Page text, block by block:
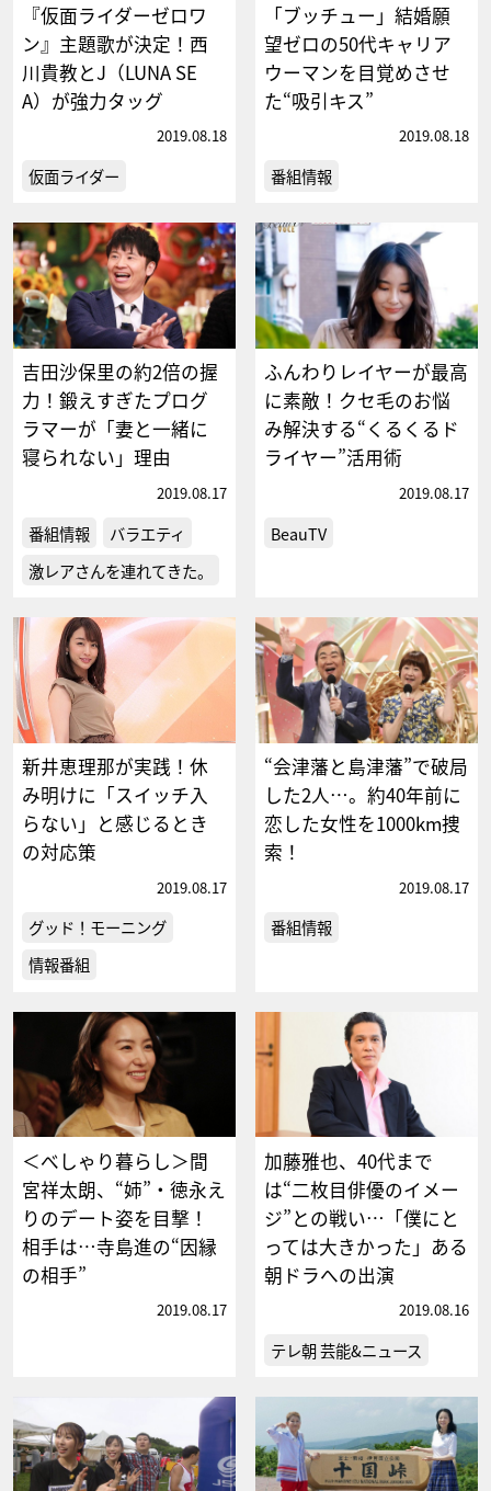
『仮面ライダーゼロワ
ン』主題歌が決定！西
川貴教とJ（LUNA SE
A）が強力タッグ
2019.08.18
仮面ライダー
「ブッチュー」結婚願
望ゼロの50代キャリア
ウーマンを目覚めさせ
た“吸引キス”
2019.08.18
番組情報
吉田沙保里の約2倍の握
力！鍛えすぎたプログ
ラマーが「妻と一緒に
寝られない」理由
2019.08.17
番組情報
バラエティ
激レアさんを連れてきた。
ふんわりレイヤーが最高
に素敵！クセ毛のお悩
み解決する“くるくるド
ライヤー”活用術
2019.08.17
BeauTV
新井恵理那が実践！休
み明けに「スイッチ入
らない」と感じるとき
の対応策
2019.08.17
グッド！モーニング
情報番組
“会津藩と島津藩”で破局
した2人…。約40年前に
恋した女性を1000km捜
索！
2019.08.17
番組情報
＜べしゃり暮らし＞間
宮祥太朗、“姉”・徳永え
りのデート姿を目撃！
相手は…寺島進の“因縁
の相手”
2019.08.17
加藤雅也、40代まで
は“二枚目俳優のイメー
ジ”との戦い…「僕にと
っては大きかった」ある
朝ドラへの出演
2019.08.16
テレ朝 芸能&ニュース